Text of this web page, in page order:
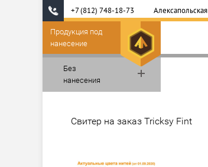
+7 (812) 748-18-73 Алексапольская
Продукция под
нанесение
Без
нанесения
Свитер на заказ Tricksy Fint